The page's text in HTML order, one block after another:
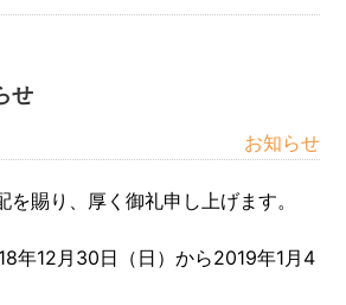
せ
お知らせ
を賜り、厚く御礼申し上げます。
年12月30日（日）から2019年1月4